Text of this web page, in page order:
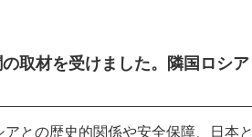
取材を受けました。隣国ロシア
との歴史的関係や安全保障、日本と